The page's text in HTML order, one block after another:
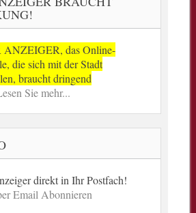
das Online-
die sich mit der Stadt
braucht dringend
Sie mehr...
direkt in Ihr Postfach!
Email Abonnieren